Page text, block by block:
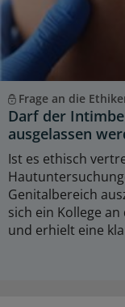
Frage an die
Darf der
ausgelassen
Ist es ethisch
Genitalbereich
sich ein Kollege
und erhielt eine